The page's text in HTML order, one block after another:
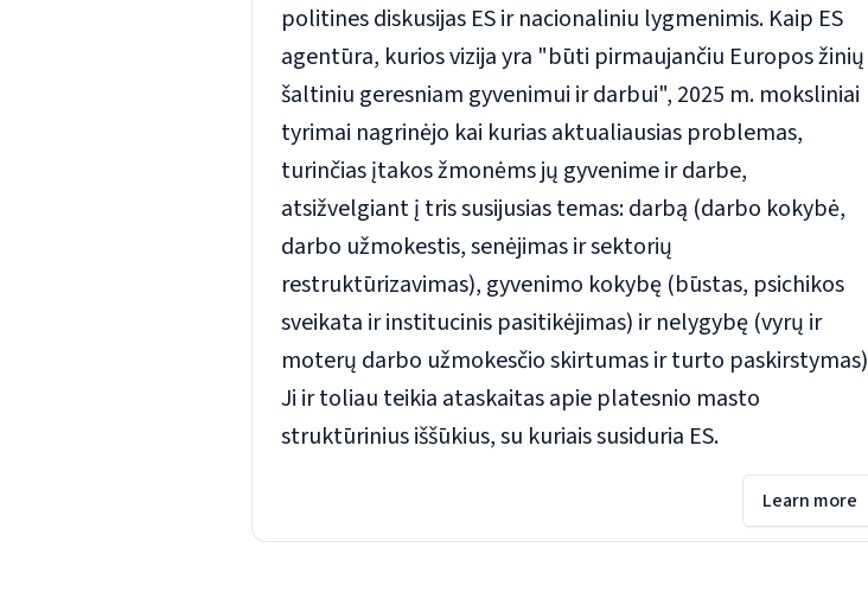
politines diskusijas ES ir nacionaliniu lygmenimis. Kaip ES
agentūra, kurios vizija yra "būti pirmaujančiu Europos žinių
šaltiniu geresniam gyvenimui ir darbui", 2025 m. moksliniai
tyrimai nagrinėjo kai kurias aktualiausias problemas,
turinčias įtakos žmonėms jų gyvenime ir darbe,
atsižvelgiant į tris susijusias temas: darbą (darbo kokybė,
darbo užmokestis, senėjimas ir sektorių
restruktūrizavimas), gyvenimo kokybę (būstas, psichikos
sveikata ir institucinis pasitikėjimas) ir nelygybę (vyrų ir
moterų darbo užmokesčio skirtumas ir turto paskirstymas)
Ji ir toliau teikia ataskaitas apie platesnio masto
struktūrinius iššūkius, su kuriais susiduria ES.
Learn more